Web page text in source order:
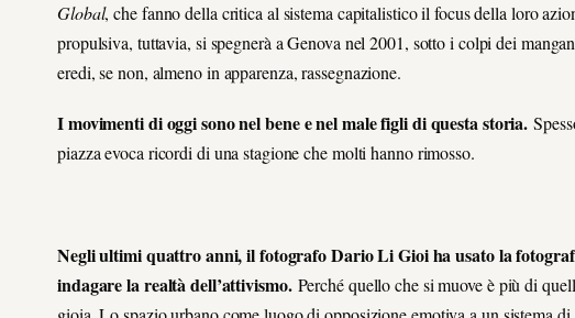
Global, che fanno della critica al sistema capitalistico il focus della loro
propulsiva, tuttavia, si spegnerà a Genova nel 2001, sotto i colpi dei
eredi, se non, almeno in apparenza, rassegnazione.
I movimenti di oggi sono nel bene e nel male figli di questa storia.
piazza evoca ricordi di una stagione che molti hanno rimosso.
Negli ultimi quattro anni, il fotografo Dario Li Gioi ha usato la
indagare la realtà dell’attivismo.Perché quello che si muove è più di